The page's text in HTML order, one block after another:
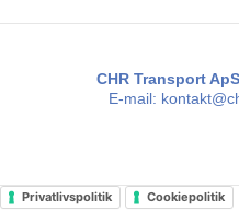
CHR Transport ApS
E-mail:
Privatlivspolitik Cookiepolitik